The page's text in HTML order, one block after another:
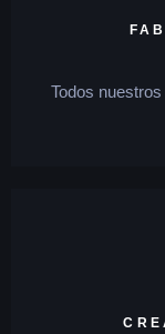
Todos